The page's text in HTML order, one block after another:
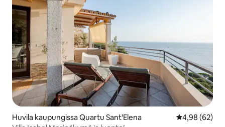
Huvila kaupungissa Quartu Sant'Elena
4,98 (62)